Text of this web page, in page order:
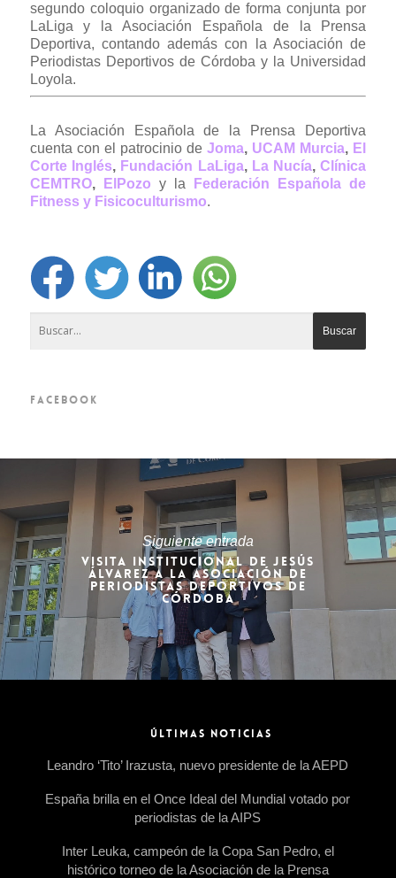
segundo coloquio organizado de forma conjunta por
LaLiga y la Asociación Española de la Prensa
Deportiva, contando además con la Asociación de
Periodistas Deportivos de Córdoba y la Universidad
Loyola.
La Asociación Española de la Prensa Deportiva
cuenta con el patrocinio de Joma, UCAM Murcia, El
Corte Inglés, Fundación LaLiga, La Nucía,Clínica
CEMTRO, ElPozo y la
Federación Española de
Fitness y Fisicoculturismo.
FACEBOOK
Siguiente entrada
VISITA INSTITUCIONAL DE JESÚS
ÁLVAREZ A LA ASOCIACIÓN DE
PERIODISTAS DEPORTIVOS DE
CÓRDOBA
ÚLTIMAS NOTICIAS
Leandro ‘Tito’ Irazusta, nuevo presidente de la AEPD
España brilla en el Once Ideal del Mundial votado por
periodistas de la AIPS
Inter Leuka, campeón de la Copa San Pedro, el
histórico torneo de la Asociación de la Prensa